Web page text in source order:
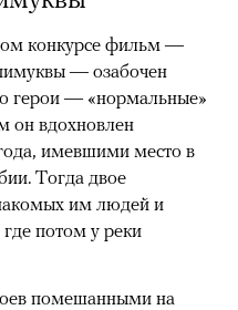
конкурсе фильм —
— озабочен
герои — «нормальные»
он вдохновлен
имевшими место в
Тогда двое
им людей и
где потом у реки
помешанными на